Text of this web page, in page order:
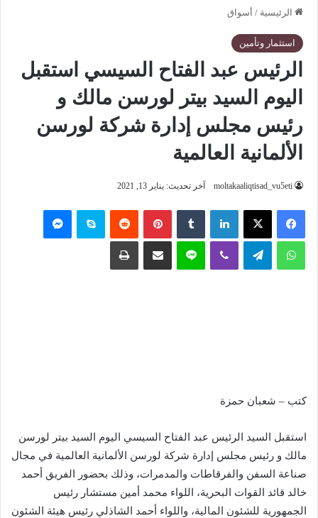
الرئيسية / أسواق
استثمار وتأمين
الرئيس عبد الفتاح السيسي استقبل
اليوم السيد بيتر لورسن مالك و
رئيس مجلس إدارة شركة لورسن
الألمانية العالمية
moltakaaliqtisad_vu5eti آخر تحديث: يناير 13, 2021
فيسبوك ‫X لينكدإن بينتيريست سكايب
واتساب تيلقرام لاين
كتب – شعبان حمزة
استقبل السيد الرئيس عبد الفتاح السيسي اليوم السيد بيتر لورسن
مالك و رئيس مجلس إدارة شركة لورسن الألمانية العالمية في مجال
صناعة السفن والفرقاطات والمدمرات، وذلك بحضور الفريق أحمد
خالد قائد القوات البحرية، اللواء محمد أمين مستشار رئيس
الجمهورية للشئون المالية، واللواء أحمد الشاذلي رئيس هيئة الشئون